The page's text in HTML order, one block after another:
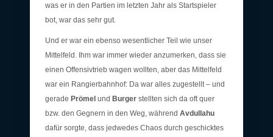
was er in den Partien im letzten Jahr als Startspieler
bot, war das sehr gut.
Und er war ein ebenso wesentlicher Teil wie unser
Mittelfeld. Ihm war immer wieder anzumerken, dass sie
einen Offensivtrieb wagen wollten, aber das Mittelfeld
war ein Rangierbahnhof: Da war alles zugestellt – und
gerade Prömel und Burger stellten sich da oft quer
bzw. den Gegnern in den Weg, während Avdullahu
dafür sorgte, dass jedwedes Chaos durch geschicktes